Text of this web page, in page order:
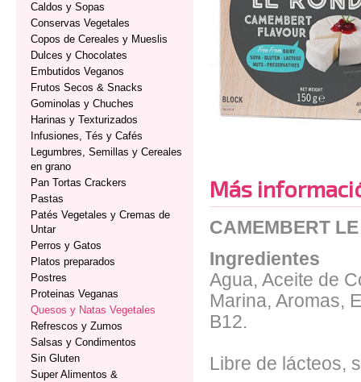
Caldos y Sopas
Conservas Vegetales
Copos de Cereales y Mueslis
Dulces y Chocolates
Embutidos Veganos
Frutos Secos & Snacks
Gominolas y Chuches
Harinas y Texturizados
Infusiones, Tés y Cafés
Legumbres, Semillas y Cereales
en grano
Pan Tortas Crackers
Pastas
Patés Vegetales y Cremas de
Untar
Perros y Gatos
Platos preparados
Postres
Proteinas Veganas
Quesos y Natas Vegetales
Refrescos y Zumos
Salsas y Condimentos
Sin Gluten
Super Alimentos &
Más
CAMEMBERT
Ingredientes
Agua, Aceite de
Marina, Aromas,
B12.
Libre de lácteos,